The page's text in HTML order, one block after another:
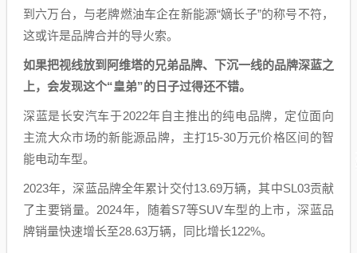
到六万台，与老牌燃油车企在新能源“嫡长子”的称号不符，
这或许是品牌合并的导火索。
如果把视线放到阿维塔的兄弟品牌、下沉一线的品牌深蓝之
上，会发现这个“皇弟”的日子过得还不错。
深蓝是长安汽车于2022年自主推出的纯电品牌，定位面向
主流大众市场的新能源品牌，主打15-30万元价格区间的智
能电动车型。
2023年，深蓝品牌全年累计交付13.69万辆，其中SL03贡献
了主要销量。2024年，随着S7等SUV车型的上市，深蓝品
牌销量快速增长至28.63万辆，同比增长122%。